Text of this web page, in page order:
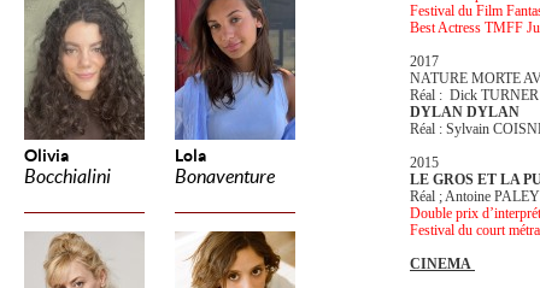
Olivia
Bocchialini
Lola
Bonaventure
Festival du Film
Best Actress TMFF
2017
NATURE MORTE
Réal : Dick TURNER
DYLAN DYLAN
Réal : Sylvain
2015
LE GROS ET LA
Réal ; Antoine PALEY
Double prix
Festival du court
CINEMA